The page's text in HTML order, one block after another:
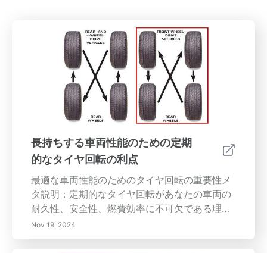
長持ちする車両性能のための定期
的なタイヤ回転の利点
最適な車両性能のためのタイヤ回転の重要性メ
タ説明：定期的なタイヤ回転があなたの車両の
耐久性、安全性、燃費効率に不可欠である理由
を発見してください。タイヤの摩耗パターン、
経済的利点、そしてタイヤを回転させることで
Nov 19, 2024